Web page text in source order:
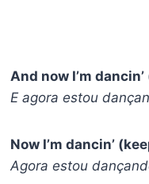
And now I’m
E agora estou
Now I’m dancin’
Agora estou